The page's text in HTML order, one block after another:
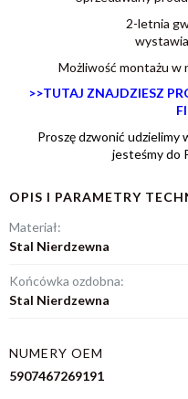
2-letnia
Możliwość montażu w
>>TUTAJ ZNAJDZIESZ
Proszę dzwonić udzielimy
jesteśmy do
OPIS I PARAMETRY
Materiał:
Stal Nierdzewna
Końcówka ozdobna:
Stal Nierdzewna
NUMERY OEM
5907467269191